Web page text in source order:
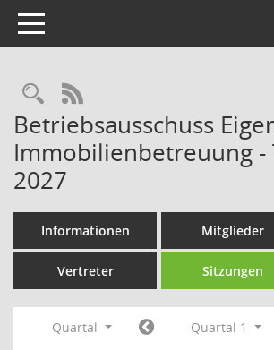
Toggle navigation
Rechercheauswahl
RSS-Feed
Betriebsausschuss
Immobilienbetreuung -
2027
Informationen Mitglieder
Vertreter Sitzungen
Quartal Quartal 1